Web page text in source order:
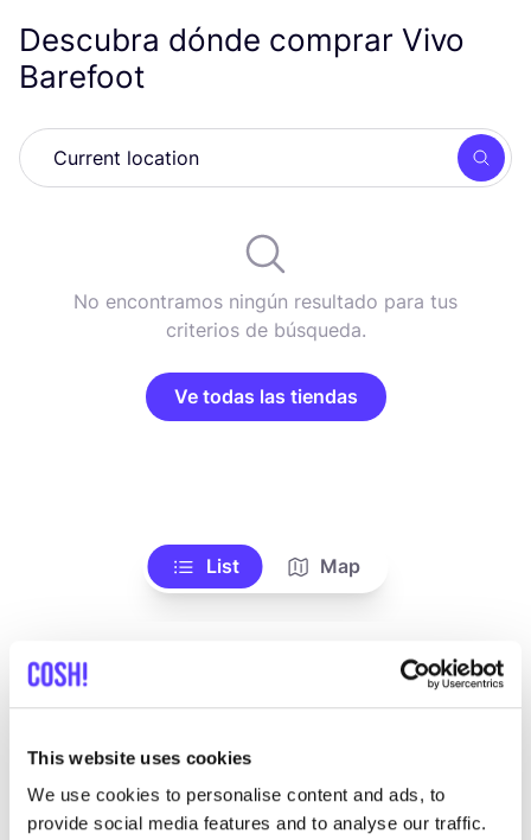
This website uses cookies
We use cookies to personalise content and ads, to
provide social media features and to analyse our traffic.
Descubra dónde comprar Vivo
Barefoot
No encontramos ningún resultado para tus
criterios de búsqueda.
Ve todas las tiendas
List Map